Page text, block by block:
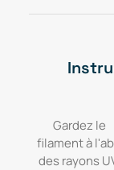
Gardez le
filament à
des rayons